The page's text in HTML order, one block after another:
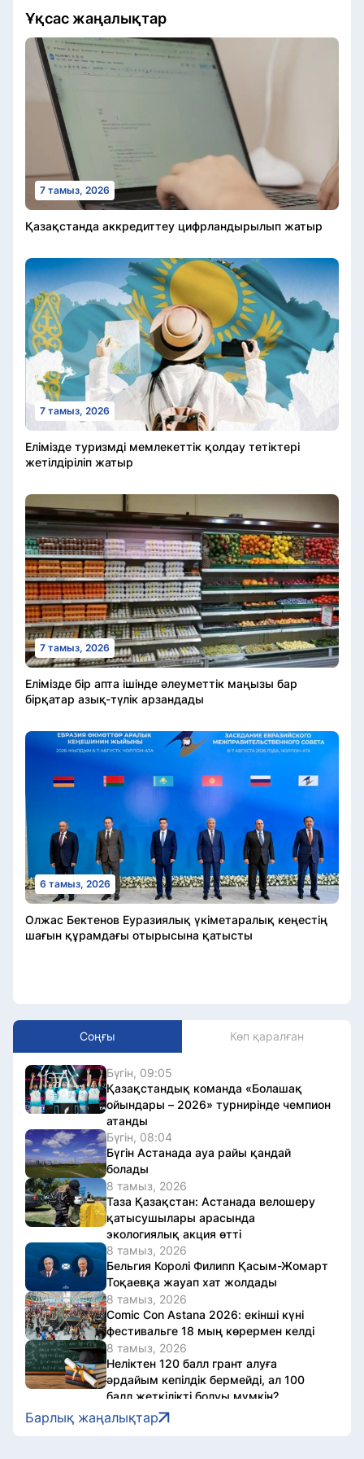
Ұқсас жаңалықтар
7 тамыз, 2026
Қазақстанда аккредиттеу цифрландырылып жатыр
7 тамыз, 2026
Елімізде туризмді мемлекеттік қолдау тетіктері
жетілдіріліп жатыр
7 тамыз, 2026
Елімізде бір апта ішінде әлеуметтік маңызы бар
бірқатар азық-түлік арзандады
6 тамыз, 2026
Олжас Бектенов Еуразиялық үкіметаралық кеңестің
шағын құрамдағы отырысына қатысты
Соңғы Көп қаралған
Бүгін, 09:05
Қазақстандық команда «Болашақ
ойындары – 2026» турнирінде чемпион
атанды
Бүгін, 08:04
Бүгін Астанада ауа райы қандай
болады
8 тамыз, 2026
Таза Қазақстан: Астанада велошеру
қатысушылары арасында
экологиялық акция өтті
8 тамыз, 2026
Бельгия Королі Филипп Қасым-Жомарт
Тоқаевқа жауап хат жолдады
8 тамыз, 2026
Comic Con Astana 2026: екінші күні
фестивальге 18 мың көрермен келді
8 тамыз, 2026
Неліктен 120 балл грант алуға
әрдайым кепілдік бермейді, ал 100
балл жеткілікті болуы мүмкін?
8 тамыз, 2026
Астана тұрғындары кітап оқып, ақша
Барлық жаңалықтар